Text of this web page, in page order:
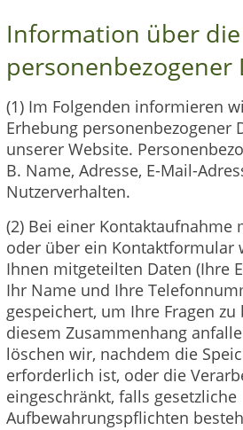
Information über
personenbezogener
(1) Im Folgenden informieren
Erhebung personenbezogener
unserer Website.
B. Name, Adresse, E-Mail-
Nutzerverhalten.
(2) Bei einer Kontaktaufnahme
oder über ein Kontaktformular
Ihnen mitgeteilten Daten (Ihre
Ihr Name und Ihre
gespeichert, um Ihre Fragen
diesem Zusammenhang
löschen wir, nachdem die
erforderlich ist, oder die
eingeschränkt, falls gesetzliche
Aufbewahrungspflichten